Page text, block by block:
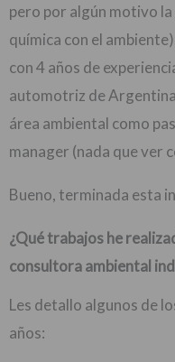
pero por algún motivo
química con el
con 4 años de
automotriz de
área ambiental como
manager (nada que ver
Bueno, terminada esta
¿Qué trabajos he
consultora ambiental
Les detallo algunos de
años: